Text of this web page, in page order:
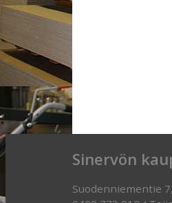
Sinervön
Suodenniementie